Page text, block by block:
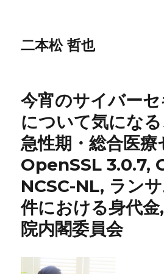
二本松 哲也
今宵のサイバー
について気にな
急性期・総合医療
OpenSSL 3.0.7,
NCSC-NL, ラン
件における身代
院内閣委員会